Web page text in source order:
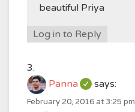
beautiful Priya
Log in to Reply
Panna says:
February 20, 2016 at 3:25 pm